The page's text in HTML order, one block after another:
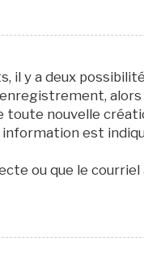
il y a deux
nouvelle
est
ou que le